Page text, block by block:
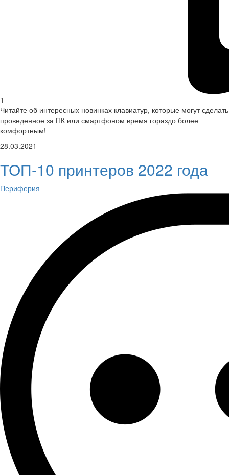
1
Читайте об интересных новинках клавиатур, которые могут сделать
проведенное за ПК или смартфоном время гораздо более
комфортным!
28.03.2021
ТОП-10 принтеров 2022 года
Периферия